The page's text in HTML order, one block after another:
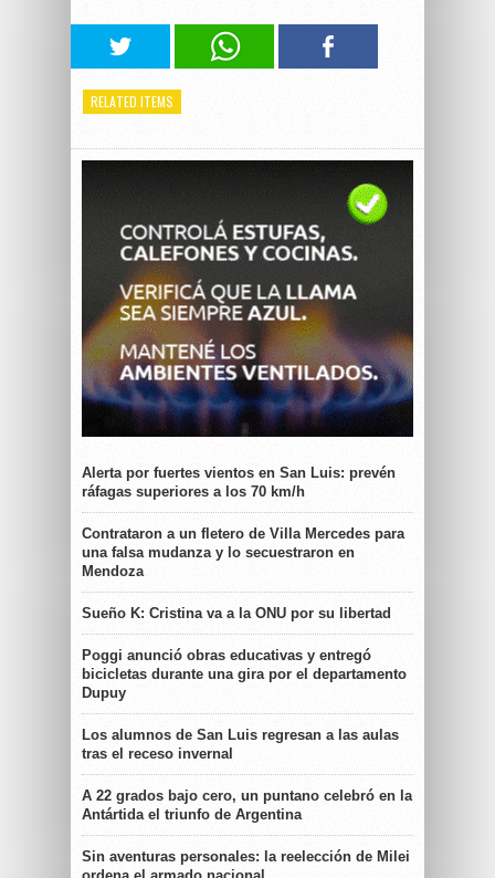
RELATED ITEMS
Alerta por fuertes vientos en San Luis: prevén
ráfagas superiores a los 70 km/h
Contrataron a un fletero de Villa Mercedes para
una falsa mudanza y lo secuestraron en
Mendoza
Sueño K: Cristina va a la ONU por su libertad
Poggi anunció obras educativas y entregó
bicicletas durante una gira por el departamento
Dupuy
Los alumnos de San Luis regresan a las aulas
tras el receso invernal
A 22 grados bajo cero, un puntano celebró en la
Antártida el triunfo de Argentina
Sin aventuras personales: la reelección de Milei